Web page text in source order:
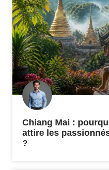
Chiang Mai :
attire les
?